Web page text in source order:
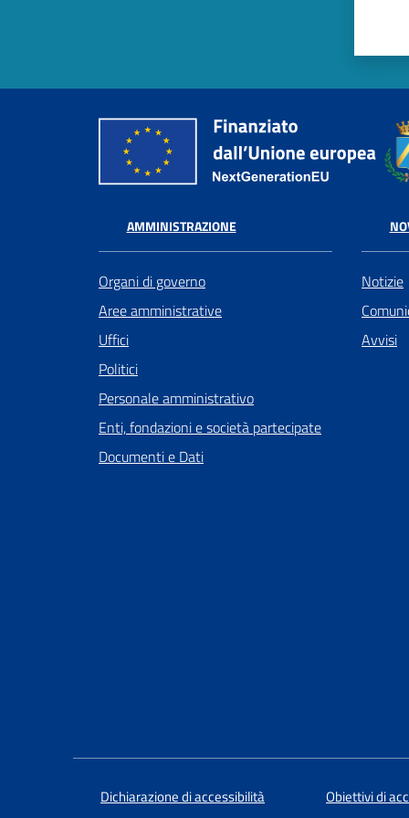
AMMINISTRAZIONE
Organi di governo
Aree amministrative
Uffici
Politici
Personale amministrativo
Enti, fondazioni e società partecipate
Documenti e Dati
Notizie
Avvisi
Dichiarazione di accessibilità Obiettivi di